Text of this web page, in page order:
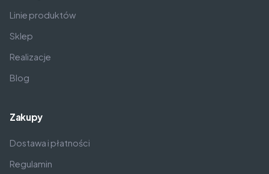
Linie produktów
Sklep
Realizacje
Blog
Zakupy
Dostawa i płatności
Regulamin